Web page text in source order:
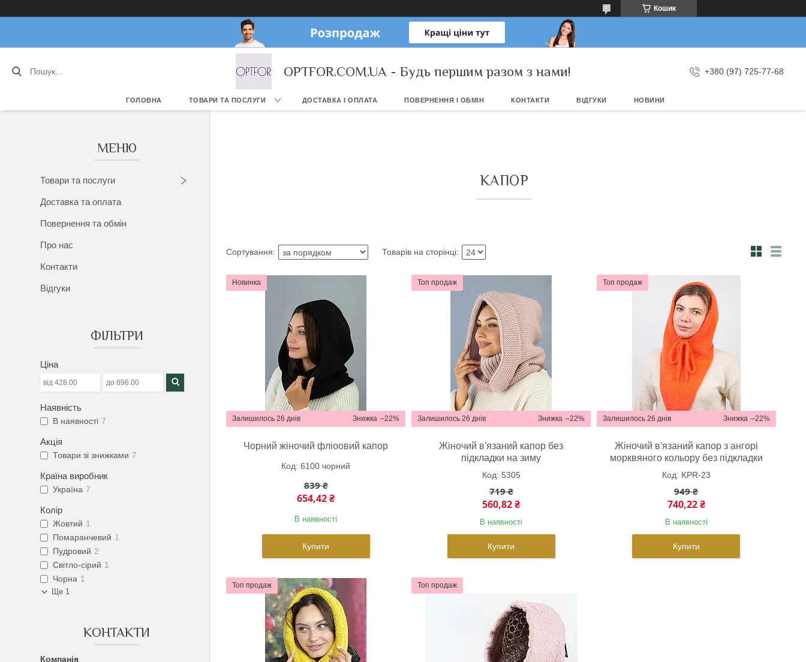
Кошик
OPTFOR.COM.UA - Будь першим разом з нами! +380 (97) 725-77-68
ГОЛОВНА ТОВАРИ ТА ПОСЛУГИ ДОСТАВКА І ОПЛАТА ПОВЕРНЕННЯ І ОБМІН КОНТАКТИ ВІДГУКИ НОВИНИ
Товари та послуги
Доставка та оплата
Повернення та обмін
Про нас
Контакти
Відгуки
ФІЛЬТРИ
Ціна
Наявність
В наявності 7
Акція
Товари зі знижками 7
Країна виробник
Україна 7
Колір
Жовтий 1
Помаранчевий 1
Пудровий 2
Світло-сірий 1
Чорна 1
Ще 1
КОНТАКТИ
КАПОР
Новинка
–22%
Залишилось 26 днів
Чорний жіночий фліоовий капор
6100 чорний
839 ₴
654,42 ₴
В наявності
Купити
Топ продаж
–22%
Залишилось 26 днів
Жіночий в'язаний капор без
підкладки на зиму
5305
719 ₴
560,82 ₴
В наявності
Купити
Топ продаж
–22%
Залишилось 26 днів
Жіночий в'язаний капор з ангорі
морквяного кольору без підкладки
KPR-23
949 ₴
740,22 ₴
В наявності
Купити
Топ продаж Топ продаж